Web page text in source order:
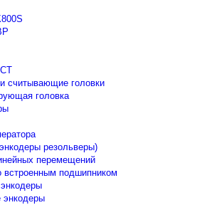
считывающие головки
головка
резольверы)
перемещений
встроенным подшипником
энкодеры